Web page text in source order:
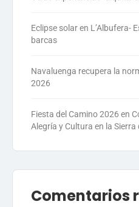
Eclipse solar en L’Albufera-
barcas
Navaluenga recupera la
2026
Fiesta del Camino 2026 en
Alegría y Cultura en la Sierra
Comentarios